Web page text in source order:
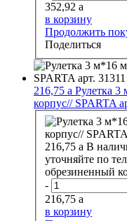
352,92 a
в корзину
Продолжить
Поделиться
216,75 a Рулетка 3
корпус// SPARTA
216,75 a В
уточняйте по
обрезиненный
-
216,75 a
в корзину